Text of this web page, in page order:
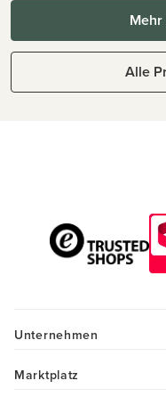
Alle
Unternehmen
Marktplatz